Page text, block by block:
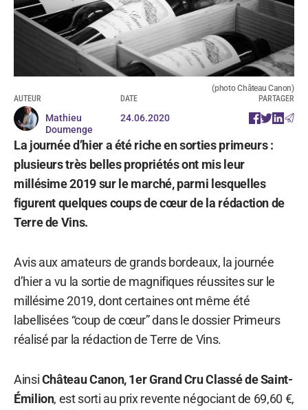
(photo Château Canon)
AUTEUR
Mathieu
Doumenge
DATE
24.06.2020
PARTAGER
La journée d’hier a été riche en sorties primeurs :
plusieurs très belles propriétés ont mis leur
millésime 2019 sur le marché, parmi lesquelles
figurent quelques coups de cœur de la rédaction de
Terre de Vins.
Avis aux amateurs de grands bordeaux, la journée
d’hier a vu la sortie de magnifiques réussites sur le
millésime 2019, dont certaines ont même été
labellisées “coup de cœur” dans le dossier Primeurs
réalisé par la rédaction de Terre de Vins.
AinsiChâteau Canon, 1er Grand Cru Classé de Saint-
Émilion, est sorti au prix revente négociant de 69,60 €,